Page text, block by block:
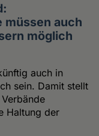
müssen auch
möglich
auch in
sein. Damit stellt
Haltung der